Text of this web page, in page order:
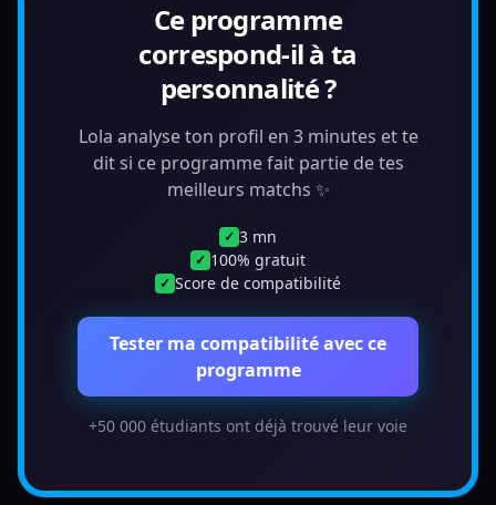
Ce programme
correspond-il à ta
personnalité ?
Lola analyse ton profil en 3 minutes et te
dit si ce programme fait partie de tes
meilleurs matchs ✨
✓ 3 mn
✓ 100% gratuit
✓ Score de compatibilité
Tester ma compatibilité avec ce
programme
+50 000 étudiants ont déjà trouvé leur voie